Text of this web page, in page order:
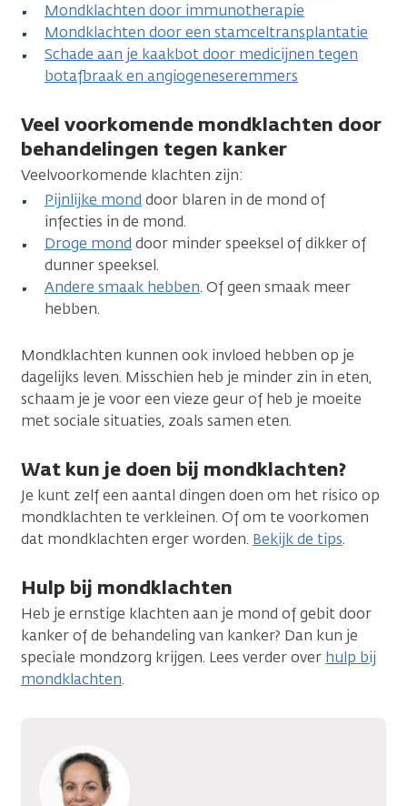
Mondklachten door immunotherapie
Mondklachten door een stamceltransplantatie
Schade aan je kaakbot door medicijnen tegen
botafbraak en angiogeneseremmers
Veel voorkomende mondklachten door
behandelingen tegen kanker
Veelvoorkomende klachten zijn:
Pijnlijke mond door blaren in de mond of
infecties in de mond.
Droge mond door minder speeksel of dikker of
dunner speeksel.
Andere smaak hebben. Of geen smaak meer
hebben.
Mondklachten kunnen ook invloed hebben op je
dagelijks leven. Misschien heb je minder zin in eten,
schaam je je voor een vieze geur of heb je moeite
met sociale situaties, zoals samen eten.
Wat kun je doen bij mondklachten?
Je kunt zelf een aantal dingen doen om het risico op
mondklachten te verkleinen. Of om te voorkomen
dat mondklachten erger worden. Bekijk de tips.
Hulp bij mondklachten
Heb je ernstige klachten aan je mond of gebit door
kanker of de behandeling van kanker? Dan kun je
speciale mondzorg krijgen. Lees verder over hulp bij
mondklachten.